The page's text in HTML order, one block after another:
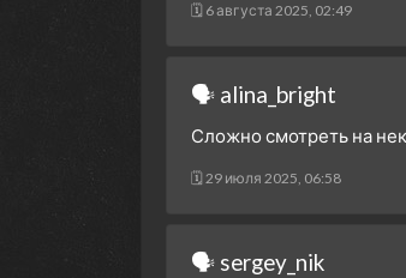
🗓 6 августа 2025, 02:49
🗣 alina_bright
Сложно смотреть на
🗓 29 июля 2025, 06:58
🗣 sergey_nik